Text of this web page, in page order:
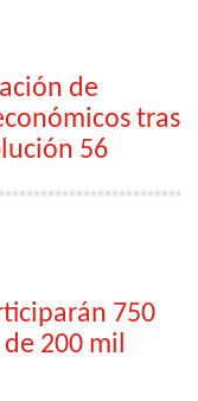
de
tras
56
750
de 200 mil